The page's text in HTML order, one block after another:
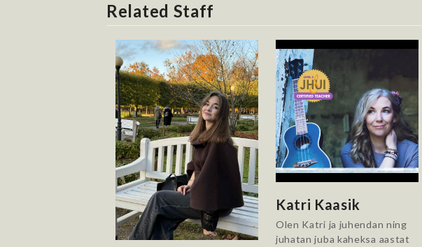
Related Staff
Katri Kaasik
Olen Katri ja juhendan ning
juhatan juba kaheksa aastat